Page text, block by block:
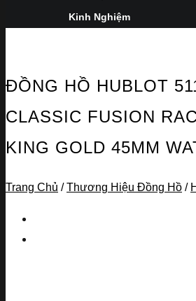
Kinh Nghiệm
ĐỒNG HỒ HUBLOT
CLASSIC FUSION
KING GOLD 45MM
Trang Chủ / Thương Hiệu Đồng Hồ /